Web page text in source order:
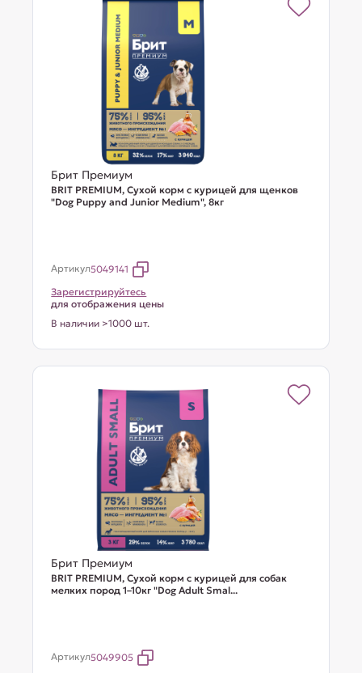
Брит Премиум
BRIT PREMIUM, Сухой корм с курицей для щенков
"Dog Puppy and Junior Medium", 8кг
Артикул5049141
Зарегистрируйтесь
для отображения цены
В наличии >1000 шт.
Брит Премиум
BRIT PREMIUM, Сухой корм с курицей для собак
мелких пород 1–10кг "Dog Adult Smal...
Артикул5049905